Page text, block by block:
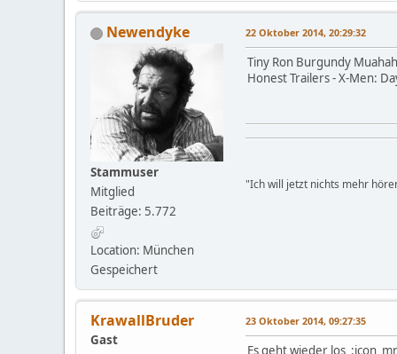
Newendyke
Stammuser
Mitglied
Beiträge: 5.772
Location: München
Gespeichert
22 Oktober 2014, 20:29:32
Tiny Ron Burgundy
Honest Trailers - X-Men:
"Ich will jetzt nichts mehr
KrawallBruder
Gast
23 Oktober 2014, 09:27:35
Es geht wieder los